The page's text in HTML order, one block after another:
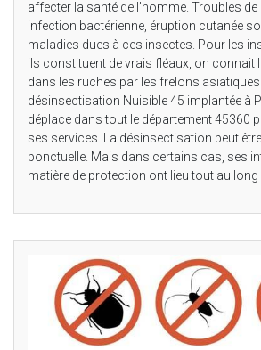
affecter la santé de l’homme. Troubles de
infection bactérienne, éruption cutanée
maladies dues à ces insectes. Pour les
ils constituent de vrais fléaux, on connait
dans les ruches par les frelons
désinsectisation Nuisible 45 implantée à
déplace dans tout le département 45360
ses services. La désinsectisation peut
ponctuelle. Mais dans certains cas, ses
matière de protection ont lieu tout au long